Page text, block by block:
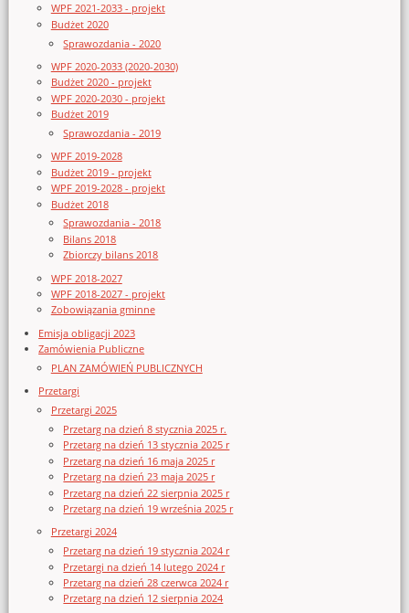
WPF 2021-2033 - projekt
Budżet 2020
Sprawozdania - 2020
WPF 2020-2033 (2020-2030)
Budżet 2020 - projekt
WPF 2020-2030 - projekt
Budżet 2019
Sprawozdania - 2019
WPF 2019-2028
Budżet 2019 - projekt
WPF 2019-2028 - projekt
Budżet 2018
Sprawozdania - 2018
Bilans 2018
Zbiorczy bilans 2018
WPF 2018-2027
WPF 2018-2027 - projekt
Zobowiązania gminne
Emisja obligacji 2023
Zamówienia Publiczne
PLAN ZAMÓWIEŃ PUBLICZNYCH
Przetargi
Przetargi 2025
Przetarg na dzień 8 stycznia 2025 r.
Przetarg na dzień 13 stycznia 2025 r
Przetarg na dzień 16 maja 2025 r
Przetarg na dzień 23 maja 2025 r
Przetarg na dzień 22 sierpnia 2025 r
Przetarg na dzień 19 września 2025 r
Przetargi 2024
Przetarg na dzień 19 stycznia 2024 r
Przetargi na dzień 14 lutego 2024 r
Przetarg na dzień 28 czerwca 2024 r
Przetarg na dzień 12 sierpnia 2024